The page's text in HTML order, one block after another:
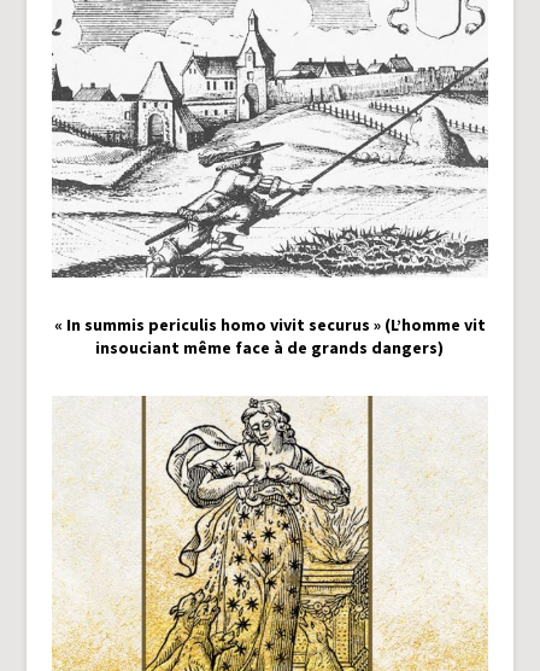
« In summis periculis homo vivit securus » (L’homme vit
insouciant même face à de grands dangers)